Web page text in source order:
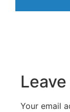
Your email